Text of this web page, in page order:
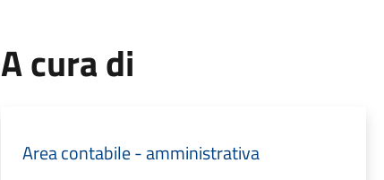
A cura di
Area contabile - amministrativa